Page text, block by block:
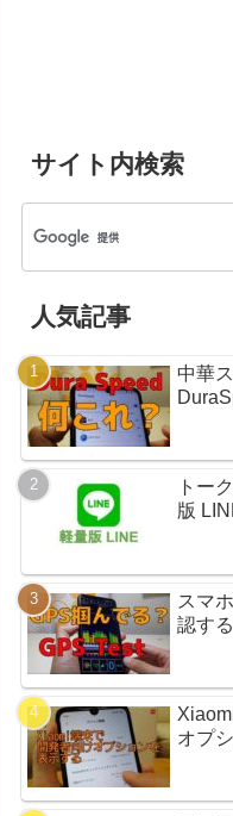
サイト内検索
人気記事
中華
トー
版
スマ
認す
オプ